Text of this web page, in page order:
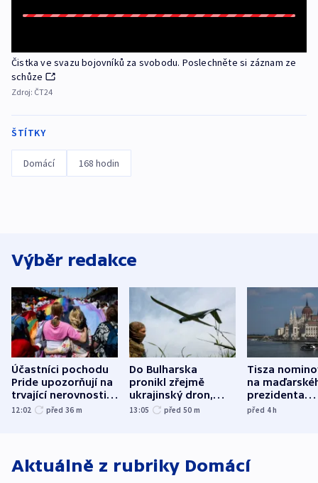
Čistka ve svazu bojovníků za svobodu. Poslechněte si záznam ze
schůze
Zdroj: ČT24
ŠTÍTKY
Domácí 168 hodin
Výběr redakce
Účastníci pochodu
Pride upozorňují na
trvající nerovnosti i
společenskou
12:02 před 36 m
Do Bulharska
pronikl zřejmě
ukrajinský dron,
explodoval kilometr
13:05 před 50 m
Tisza
na
prezidenta
bývalého
před 4h
Aktuálně z rubriky Domácí